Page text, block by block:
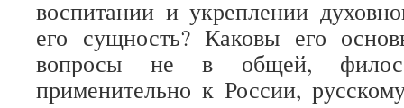
воспитании и укреплении
его сущность? Каковы его
вопросы не в общей,
применительно к России,